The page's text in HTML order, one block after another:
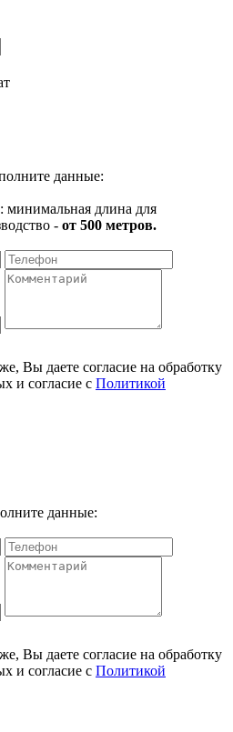
данные:
длина для
- от 500 метров.
Вы даете согласие на обработку
и согласие с Политикой
данные:
Вы даете согласие на обработку
и согласие с Политикой